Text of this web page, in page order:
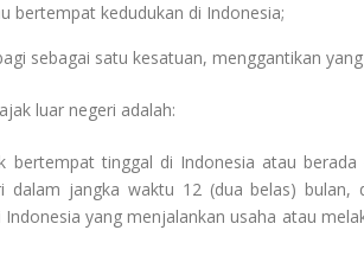
bertempat kedudukan di Indonesia;
sebagai satu kesatuan, menggantikan
luar negeri adalah:
bertempat tinggal di Indonesia atau
dalam jangka waktu 12 (dua belas)
yang menjalankan usaha atau